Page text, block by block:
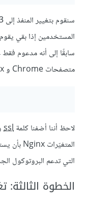
متصفحات Chrome و Firefox.سنستبدل السطر السابق بـ:
لاحظ أننا أضفنا كلمةssl
التي تدعم البروتوكول
الخطوة الثالثة: